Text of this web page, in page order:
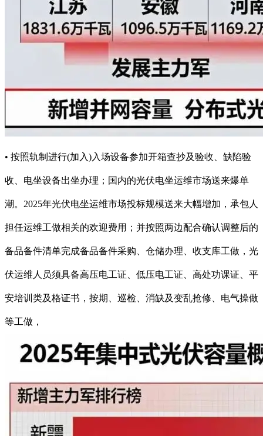
• 按照轨制进行(加入)入场设备参加开箱查抄及验收、缺陷验
收、电坐设备出坐办理；国内的光伏电坐运维市场送来爆单
潮。2025年光伏电坐运维市场投标规模送来大幅增加，承包人
担任运维工做相关的欢迎费用；并按照两边配合确认调整后的
备品备件清单完成备品备件采购、仓储办理、收支库工做，光
伏运维人员须具备高压电工证、低压电工证、高处功课证、平
安培训类及格证书，按期、巡检、消缺及变乱抢修、电气操做
等工做，